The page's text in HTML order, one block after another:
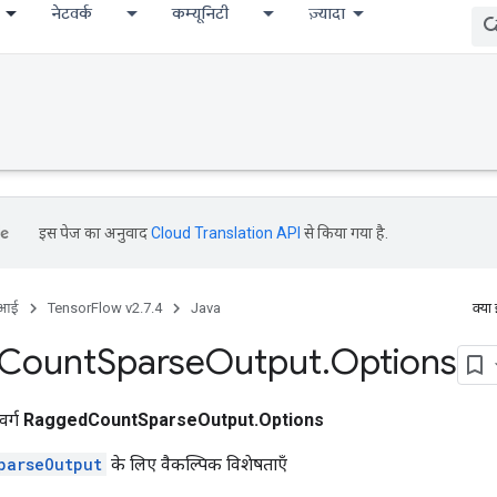
नेटवर्क कम्यूनिटी ज़्यादा
इस पेज का अनुवादCloud Translation API से किया गया है.
TensorFlow v2.7.4 Java
SparseOutput.Options
RaggedCountSparseOutput.Options
के लिए वैकल्पिक विशेषताएँ